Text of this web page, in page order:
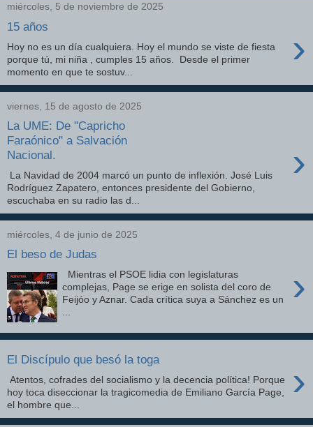
miércoles, 5 de noviembre de 2025
15 años ›
Hoy no es un día cualquiera. Hoy el mundo se viste de fiesta
porque tú, mi niña , cumples 15 años. Desde el primer
momento en que te sostuv...
viernes, 15 de agosto de 2025
La UME: De "Capricho
Faraónico" a Salvación
Nacional.
›
La Navidad de 2004 marcó un punto de inflexión. José Luis
Rodríguez Zapatero, entonces presidente del Gobierno,
escuchaba en su radio las d...
miércoles, 4 de junio de 2025
El beso de Judas
›
Mientras el PSOE lidia con legislaturas
complejas, Page se erige en solista del coro de
Feijóo y Aznar. Cada crítica suya a Sánchez es un
El Discípulo que besó la toga ›
Atentos, cofrades del socialismo y la decencia política! Porque
hoy toca diseccionar la tragicomedia de Emiliano García Page,
el hombre que...